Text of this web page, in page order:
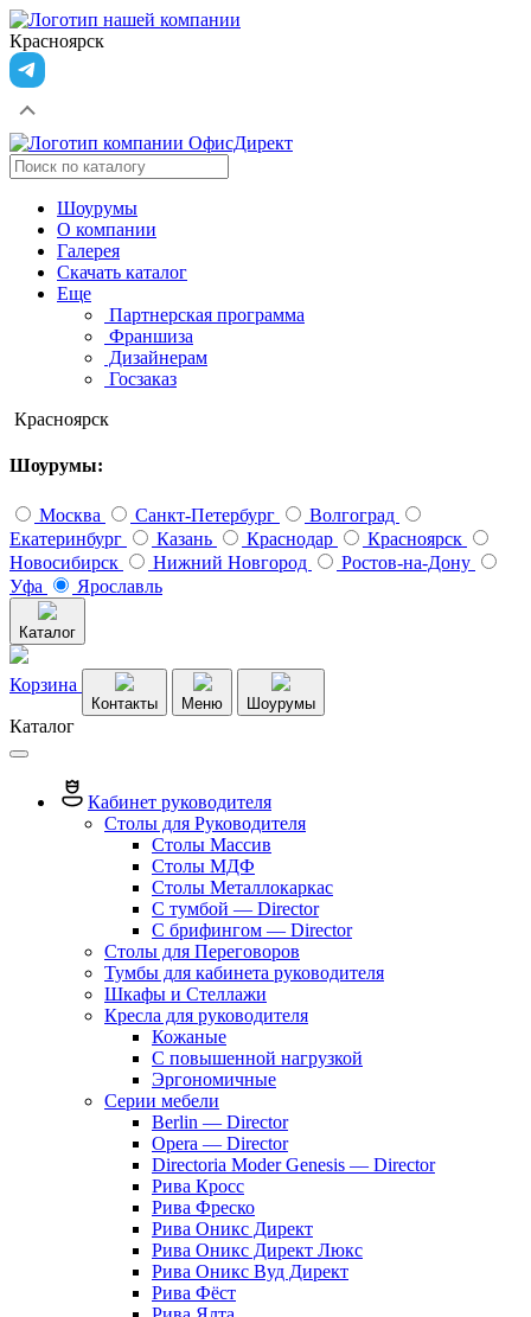
Красноярск
Шоурумы
О компании
Галерея
Скачать каталог
Еще
Партнерская программа
Франшиза
Дизайнерам
Госзаказ
Красноярск
Шоурумы:
Москва Санкт-Петербург
Волгоград
Екатеринбург
Казань Краснодар
Красноярск
Новосибирск
Нижний Новгород
Ростов-на-Дону
Уфа
Ярославль
Каталог
Корзина
Контакты Меню Шоурумы
Каталог
Кабинет руководителя
Столы для Руководителя
Столы Массив
Столы МДФ
Столы Металлокаркас
С тумбой — Director
C брифингом — Director
Столы для Переговоров
Тумбы для кабинета руководителя
Шкафы и Стеллажи
Кресла для руководителя
Кожаные
С повышенной нагрузкой
Эргономичные
Серии мебели
Berlin — Director
Opera — Director
Directoria Moder Genesis — Director
Рива Кросс
Рива Фреско
Рива Оникс Директ
Рива Оникс Директ Люкс
Рива Оникс Вуд Директ
Рива Фёст